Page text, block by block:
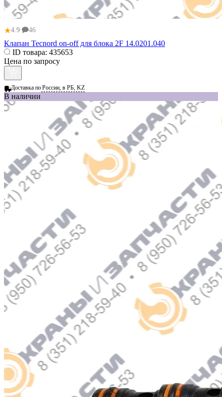
★4.9 46
Клапан Tecnord on-off для блока 2F 14.0201.040
ID товара: 435653
Цена по запросу
Доставка поРоссии, в РБ, KZ
В наличии